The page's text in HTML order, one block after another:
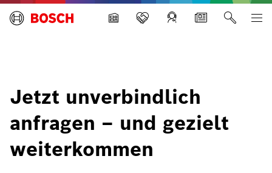
Building Technologies
Jetzt unverbindlich
anfragen – und gezielt
weiterkommen